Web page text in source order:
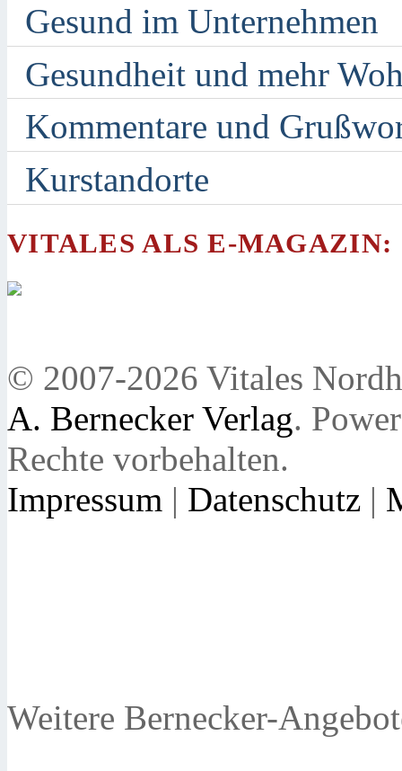
Gesund im Unternehmen
Gesundheit und mehr
Kommentare und
Kurstandorte
VITALES ALS E-MAGAZIN:
© 2007-2026 Vitales
A. Bernecker Verlag.
Rechte vorbehalten.
Impressum | Datenschutz |
Weitere Bernecker-